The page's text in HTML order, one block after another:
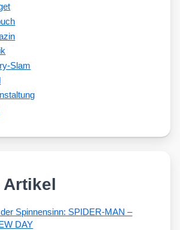
Slam
Artikel
Spinnensinn: SPIDER-MAN –
DAY